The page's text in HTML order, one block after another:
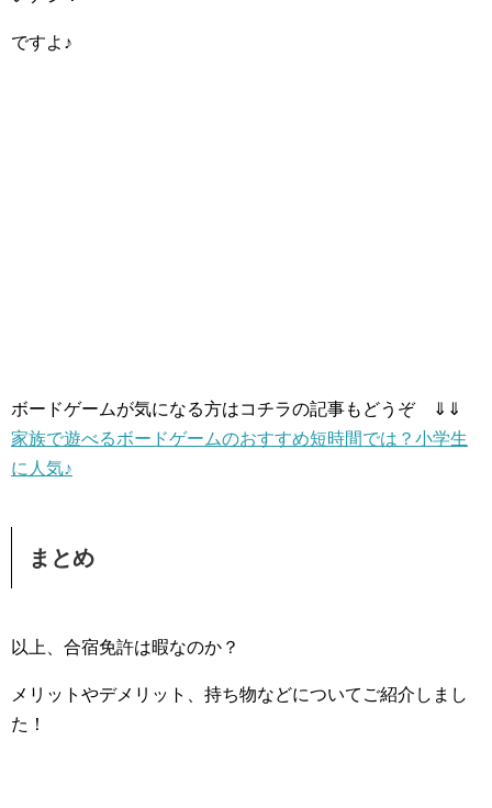
ですよ♪
ボードゲームが気になる方はコチラの記事もどうぞ ⇓⇓
家族で遊べるボードゲームのおすすめ短時間では？小学生
に人気♪
まとめ
以上、合宿免許は暇なのか？
メリットやデメリット、持ち物などについてご紹介しまし
た！